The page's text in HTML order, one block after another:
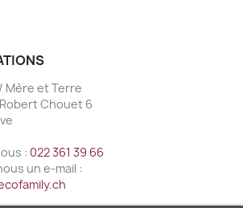
Mère et Terre
Chouet 6
: 022 361 39 66
un e-mail :